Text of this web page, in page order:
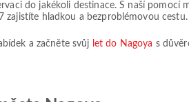
do jakékoli destinace. S naší pomocí
zajistíte hladkou a bezproblémovou cestu.
a začněte svůj let do Nagoya s